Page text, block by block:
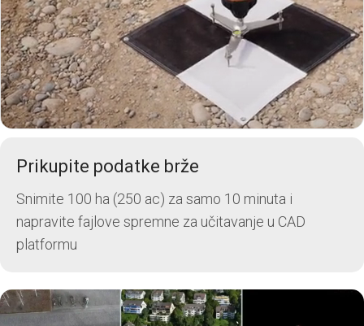
Prikupite podatke brže
Snimite 100 ha (250 ac) za samo 10 minuta i
napravite fajlove spremne za učitavanje u CAD
platformu